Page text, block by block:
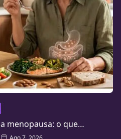
menopausa: o que…